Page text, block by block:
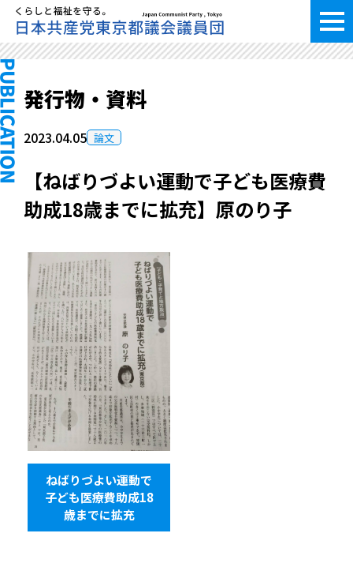
発行物・資料
2023.04.05 論文
【ねばりづよい運動で子ども医療費
助成18歳までに拡充】原のり子
ねばりづよい運動で
子ども医療費助成18
歳までに拡充